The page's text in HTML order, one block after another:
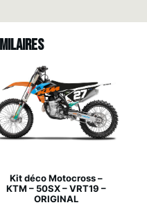
Kit déco Motocross –
KTM – 50SX – VRT19 –
ORIGINAL